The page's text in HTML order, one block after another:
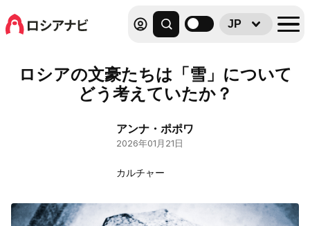
JP
ロシアの文豪たちは「雪」について
どう考えていたか？
アンナ・ポポワ
2026年01月21日
カルチャー